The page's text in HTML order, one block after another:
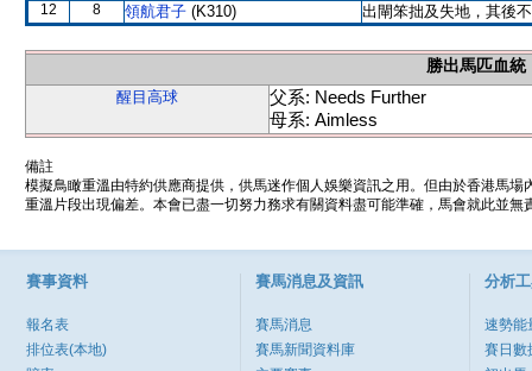
12 8 領航君子 (K310) 出閘笨拙及失地，其後
勝出馬匹血統
醒目高球
父系: Needs Further
母系: Aimless
備註
模擬鳥瞰重溫由特約供應商提供，供馬迷作個人娛樂資訊之用。但由於香港馬
重溫片段出現偏差。本會已盡一切努力務求有關資料盡可能準確，馬會就此並
賽事資料
報名表
排位表(本地)
賽馬消息及資訊
賽馬消息
賽馬新聞資料庫
分析
速勢能
賽日數